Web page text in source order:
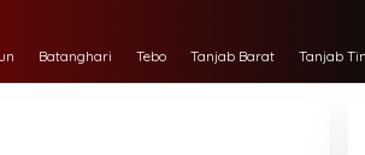
Batanghari Tebo Tanjab Barat Tanjab